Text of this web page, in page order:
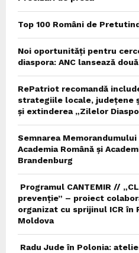
Top 100 Români de
Noi oportunități pentru
diaspora: ANC lansează
RePatriot recomandă
strategiile locale, județene
și extinderea „Zilelor
Semnarea
Academia Română și
Brandenburg
Programul CANTEMIR //
prevenție” – proiect
organizat cu sprijinul ICR în
Moldova
Radu Jude în Polonia: